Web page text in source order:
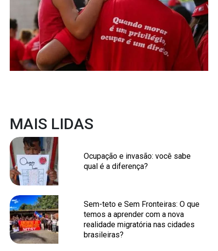
MAIS LIDAS
Ocupação e invasão: você sabe
qual é a diferença?
Sem-teto e Sem Fronteiras: O que
temos a aprender com a nova
realidade migratória nas cidades
brasileiras?